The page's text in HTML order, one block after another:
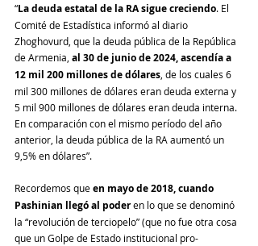
“La deuda estatal de la RA sigue creciendo. El
Comité de Estadística informó al diario
Zhoghovurd, que la deuda pública de la República
de Armenia, al 30 de junio de 2024, ascendía a
12 mil 200 millones de dólares, de los cuales 6
mil 300 millones de dólares eran deuda externa y
5 mil 900 millones de dólares eran deuda interna.
En comparación con el mismo período del año
anterior, la deuda pública de la RA aumentó un
9,5% en dólares”.
Recordemos que en mayo de 2018, cuando
Pashinian llegó al poder en lo que se denominó
la “revolución de terciopelo” (que no fue otra cosa
que un Golpe de Estado institucional pro-